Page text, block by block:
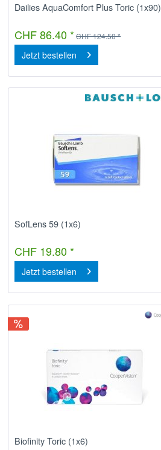
Dailies AquaComfort Plus Toric (1x90)
CHF 86.40 * CHF 124.50 *
Jetzt bestellen
SofLens 59 (1x6)
CHF 19.80 *
Jetzt bestellen
Biofinity Toric (1x6)